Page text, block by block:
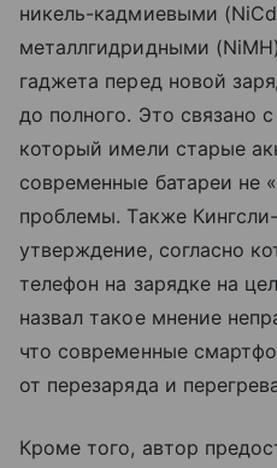
никель-кадмиевыми
металлгидридными
гаджета перед новой
до полного. Это связано
который имели старые
современные батареи не
проблемы. Также
утверждение, согласно
телефон на зарядке на
назвал такое мнение
что современные
от перезаряда и
Кроме того, автор